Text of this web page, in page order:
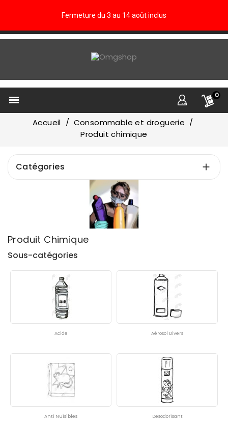
Fermeture du 3 au 14 août inclus
 0
Accueil
Consommable et droguerie
Produit chimique
Prix
Catégories 
Produit Chimique
Sous-catégories
Acide Aérosol Divers
Anti Nuisibles Desodorisant